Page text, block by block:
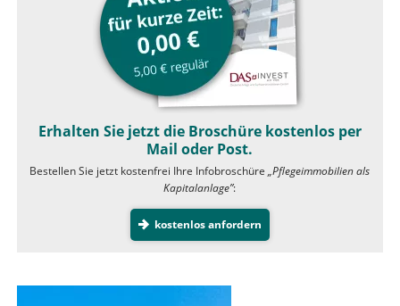
Erhalten Sie jetzt die Broschüre kostenlos per
Mail oder Post.
Bestellen Sie jetzt kostenfrei Ihre Infobroschüre„Pflegeimmobilien als
Kapitalanlage”:
kostenlos anfordern